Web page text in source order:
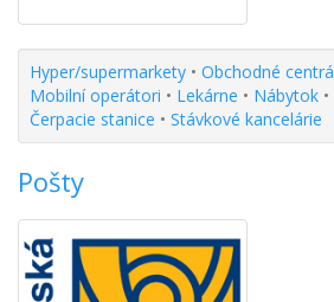
Hyper/supermarkety • Obchodné centrá
Mobilní operátori • Lekárne • Nábytok •
Čerpacie stanice • Stávkové kancelárie
Pošty